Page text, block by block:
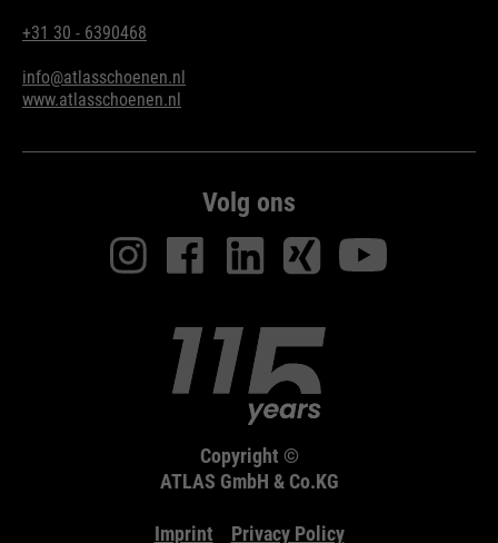
+31 30 - 6390468
info@atlasschoenen.nl
www.atlasschoenen.nl
Volg ons
Copyright ©
ATLAS GmbH & Co.KG
Imprint Privacy Policy